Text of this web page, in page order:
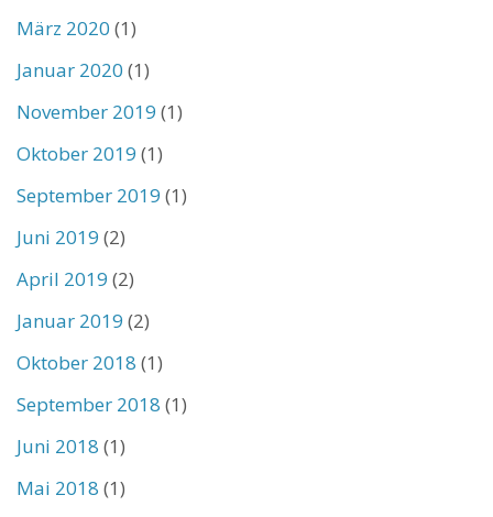
März 2020 (1)
Januar 2020 (1)
November 2019 (1)
Oktober 2019 (1)
September 2019 (1)
Juni 2019 (2)
April 2019 (2)
Januar 2019 (2)
Oktober 2018 (1)
September 2018 (1)
Juni 2018 (1)
Mai 2018 (1)